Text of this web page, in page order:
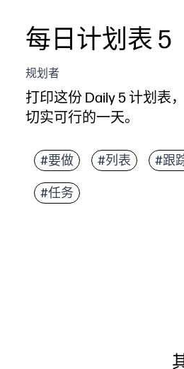
每日计划表 5
规划者
打印这份 Daily 5 计划表
切实可行的一天。
无需准备、打印即用
清晰的部分和复选框
灵活适合家庭、教室或
#要做 #列表 #跟
#任务